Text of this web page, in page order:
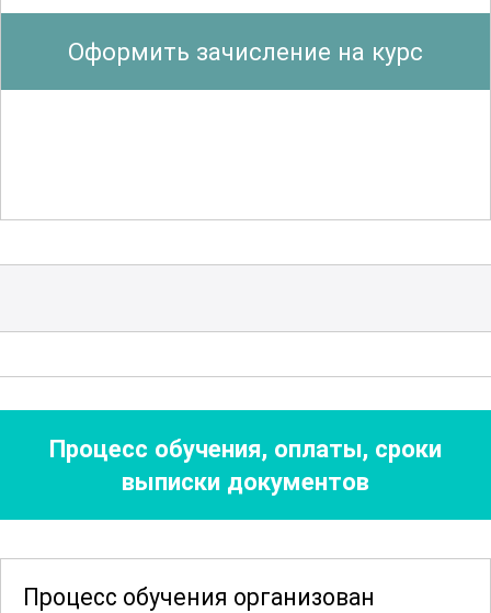
курса является изучение
международных и национальных
антибиотикам штаммов. Участники
изучат механизмы развития
резистентности и стратегии по её
профилактике. Это знание поможет в
разработке и реализации эффективных
антибиотиков.
Оформить зачисление на курс
Процесс обучения, оплаты, сроки
выписки документов
Процесс обучения организован